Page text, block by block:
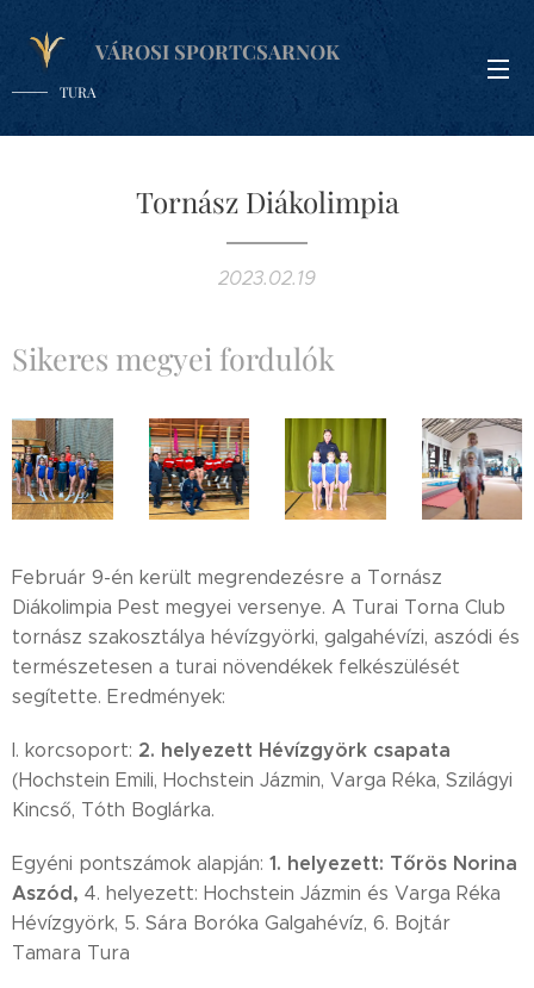
VÁROSI SPORTCSARNOK
TURA
Tornász Diákolimpia
2023.02.19
Sikeres megyei fordulók
Február 9-én került megrendezésre a Tornász
Diákolimpia Pest megyei versenye. A Turai Torna Club
tornász szakosztálya hévízgyörki, galgahévízi, aszódi és
természetesen a turai növendékek felkészülését
segítette. Eredmények:
I. korcsoport: 2. helyezett Hévízgyörk csapata
(Hochstein Emili, Hochstein Jázmin, Varga Réka, Szilágyi
Kincső, Tóth Boglárka.
Egyéni pontszámok alapján: 1. helyezett: Tőrös Norina
Aszód, 4. helyezett: Hochstein Jázmin és Varga Réka
Hévízgyörk, 5. Sára Boróka Galgahévíz, 6. Bojtár
Tamara Tura